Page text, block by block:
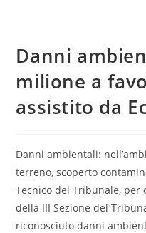
Danni
milione a
assistito da
Danni ambientali:
terreno, scoperto
Tecnico del Tribunale, per
della III Sezione del
riconosciuto danni